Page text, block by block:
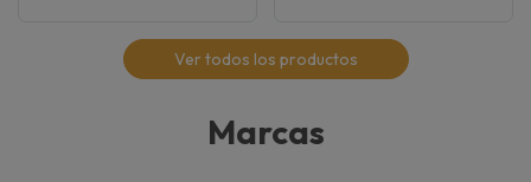
Ver todos los productos
Marcas